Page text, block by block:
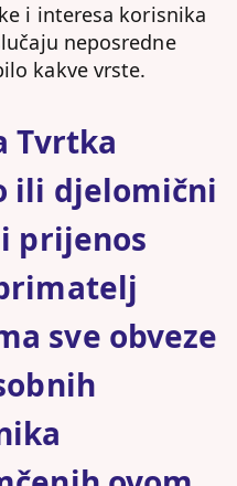
i interesa korisnika
neposredne
kakve vrste.
Tvrtka
ili djelomični
prijenos
sve obveze